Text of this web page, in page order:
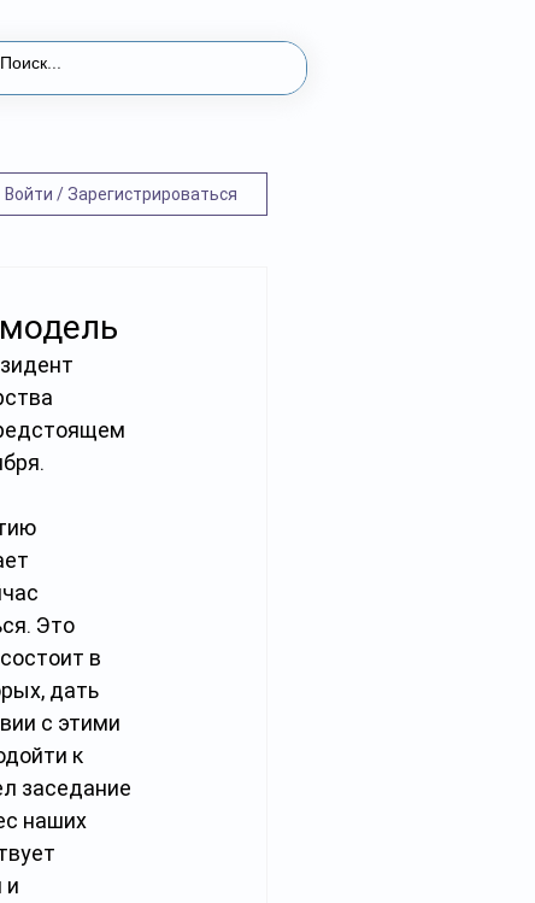
Войти / Зарегистрироваться
Это
в
дать
с этими
к
заседание
наших
и